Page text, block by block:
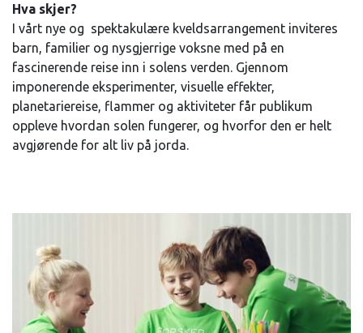
Hva skjer?
I vårt nye og spektakulære kveldsarrangement inviteres
barn, familier og nysgjerrige voksne med på en
fascinerende reise inn i solens verden. Gjennom
imponerende eksperimenter, visuelle effekter,
planetariereise, flammer og aktiviteter får publikum
oppleve hvordan solen fungerer, og hvorfor den er helt
avgjørende for alt liv på jorda.